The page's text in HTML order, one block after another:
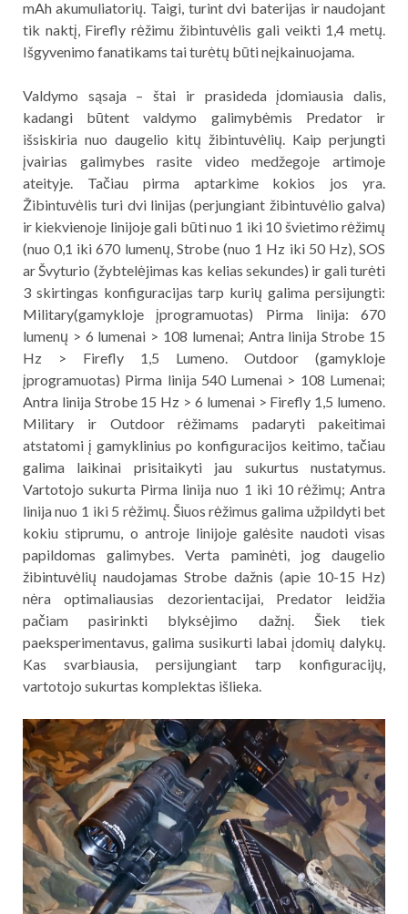
mAh akumuliatorių. Taigi, turint dvi baterijas ir naudojant
tik naktį, Firefly rėžimu žibintuvėlis gali veikti 1,4 metų.
Išgyvenimo fanatikams tai turėtų būti neįkainuojama.
Valdymo sąsaja – štai ir prasideda įdomiausia dalis,
kadangi būtent valdymo galimybėmis Predator ir
išsiskiria nuo daugelio kitų žibintuvėlių. Kaip perjungti
įvairias galimybes rasite video medžegoje artimoje
ateityje. Tačiau pirma aptarkime kokios jos yra.
Žibintuvėlis turi dvi linijas (perjungiant žibintuvėlio galva)
ir kiekvienoje linijoje gali būti nuo 1 iki 10 švietimo rėžimų
(nuo 0,1 iki 670 lumenų, Strobe (nuo 1 Hz iki 50 Hz), SOS
ar Švyturio (žybtelėjimas kas kelias sekundes) ir gali turėti
3 skirtingas konfiguracijas tarp kurių galima persijungti:
Military(gamykloje įprogramuotas) Pirma linija: 670
lumenų > 6 lumenai > 108 lumenai; Antra linija Strobe 15
Hz > Firefly 1,5 Lumeno. Outdoor (gamykloje
įprogramuotas) Pirma linija 540 Lumenai > 108 Lumenai;
Antra linija Strobe 15 Hz > 6 lumenai > Firefly 1,5 lumeno.
Military ir Outdoor rėžimams padaryti pakeitimai
atstatomi į gamyklinius po konfiguracijos keitimo, tačiau
galima laikinai prisitaikyti jau sukurtus nustatymus.
Vartotojo sukurta Pirma linija nuo 1 iki 10 rėžimų; Antra
linija nuo 1 iki 5 rėžimų. Šiuos rėžimus galima užpildyti bet
kokiu stiprumu, o antroje linijoje galėsite naudoti visas
papildomas galimybes. Verta paminėti, jog daugelio
žibintuvėlių naudojamas Strobe dažnis (apie 10-15 Hz)
nėra optimaliausias dezorientacijai, Predator leidžia
pačiam pasirinkti blyksėjimo dažnį. Šiek tiek
paeksperimentavus, galima susikurti labai įdomių dalykų.
Kas svarbiausia, persijungiant tarp konfiguracijų,
vartotojo sukurtas komplektas išlieka.